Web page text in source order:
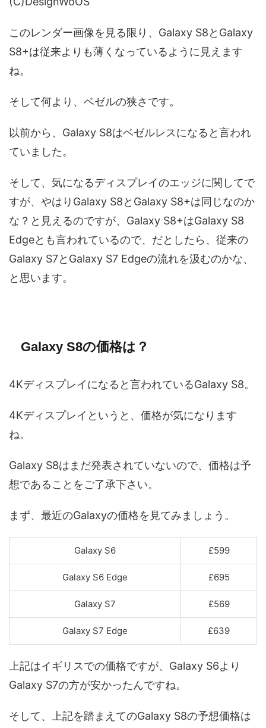
このレンダー画像を見る限り、Galaxy S8とGalaxy
S8+は従来よりも薄くなっているように見えます
ね。
そして何より、ベゼルの狭さです。
以前から、Galaxy S8はベゼルレスになると言われ
ていました。
そして、気になるディスプレイのエッジに関してで
すが、やはりGalaxy S8とGalaxy S8+は同じなのか
な？と見えるのですが、Galaxy S8+はGalaxy S8
Edgeとも言われているので、だとしたら、従来の
Galaxy S7とGalaxy S7 Edgeの流れを汲むのかな、
と思います。
Galaxy S8の価格は？
4Kディスプレイになると言われているGalaxy S8。
4Kディスプレイというと、価格が気になります
ね。
Galaxy S8はまだ発表されていないので、価格は予
想であることをご了承下さい。
まず、最近のGalaxyの価格を見てみましょう。
Galaxy S6 £599
Galaxy S6 Edge £695
Galaxy S7 £569
Galaxy S7 Edge £639
上記はイギリスでの価格ですが、Galaxy S6より
Galaxy S7の方が安かったんですね。
そして、上記を踏まえてのGalaxy S8の予想価格は